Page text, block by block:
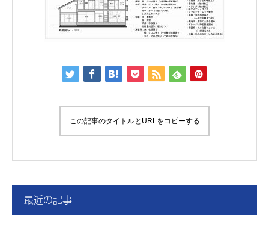
この記事のタイトルとURLをコピーする
最近の記事